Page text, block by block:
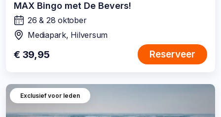
MAX Bingo met De Bevers!
wanneer:
26 & 28 oktober
locatie:
Mediapark, Hilversum
€ 39,95 Reserveer
Exclusief voor leden